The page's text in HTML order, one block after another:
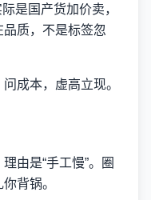
是国产货加价卖，
质，不是标签忽
成本，虚高立现。
由是“手工慢”。圈
背锅。